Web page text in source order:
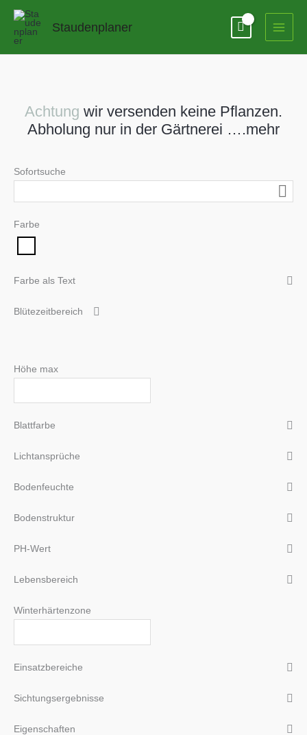
Zum
springen
Staudenplaner
Achtung wir versenden keine Pflanzen.
Abholung nur in der Gärtnerei ….mehr
Sofortsuche
Farbe
Farbe als Text
Blütezeitbereich
Höhe max
Blattfarbe
Lichtansprüche
Bodenfeuchte
Bodenstruktur
PH-Wert
Lebensbereich
Winterhärtenzone
Einsatzbereiche
Sichtungsergebnisse
Eigenschaften